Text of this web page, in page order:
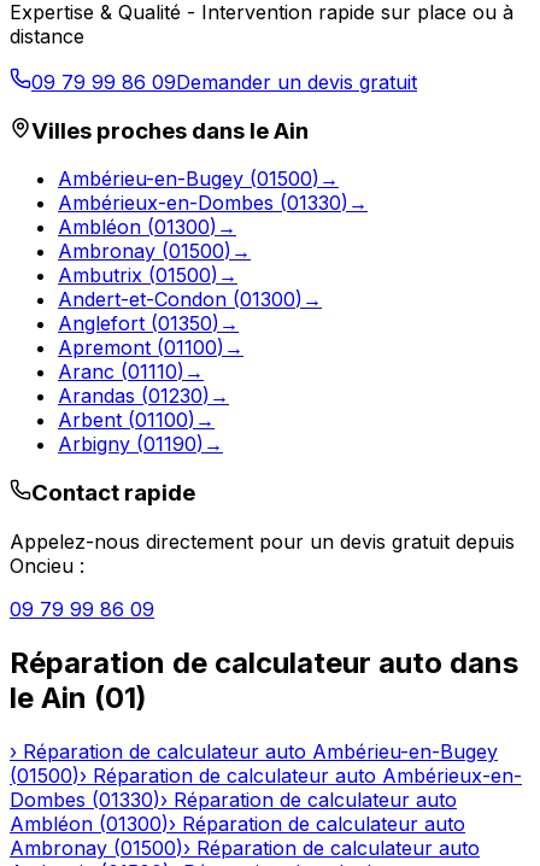
Expertise & Qualité - Intervention rapide sur place ou à
distance
09 79 99 86 09Demander un devis gratuit
Villes proches dans leAin
Ambérieu-en-Bugey (01500) →
Ambérieux-en-Dombes (01330) →
Ambléon (01300) →
Ambronay (01500) →
Ambutrix (01500) →
Andert-et-Condon (01300) →
Anglefort (01350) →
Apremont (01100) →
Aranc (01110) →
Arandas (01230) →
Arbent (01100) →
Arbigny (01190) →
Contact rapide
Appelez-nous directement pour un devis gratuit depuis
Oncieu :
09 79 99 86 09
Réparation de calculateur auto dans
le Ain (01)
› Réparation de calculateur auto Ambérieu-en-Bugey
(01500)› Réparation de calculateur auto Ambérieux-en-
Dombes (01330)› Réparation de calculateur auto
Ambléon (01300)› Réparation de calculateur auto
Ambronay (01500)› Réparation de calculateur auto